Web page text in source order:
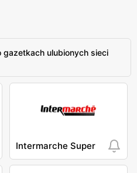
gazetkach ulubionych sieci
Intermarche Super